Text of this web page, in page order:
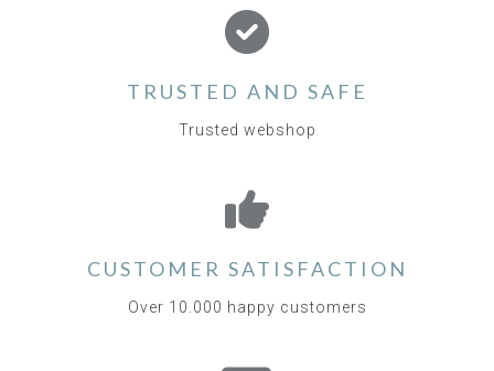
TRUSTED AND SAFE
Trusted webshop
CUSTOMER SATISFACTION
Over 10.000 happy customers